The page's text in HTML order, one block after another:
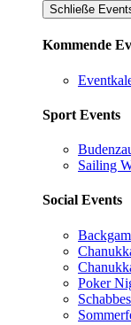
Schließe
Kommende
Sport Events
Sailing
Social Events
Poker
Schabbes